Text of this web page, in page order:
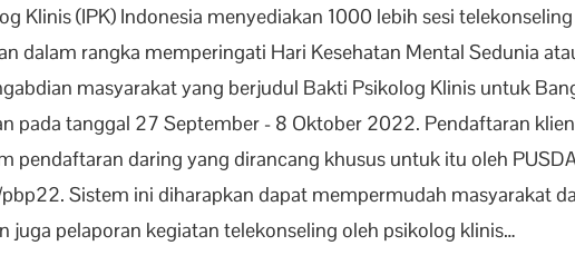
Klinis (IPK) Indonesia menyediakan 1000 lebih sesi
dalam rangka memperingati Hari Kesehatan Mental Sedunia
masyarakat yang berjudul Bakti Psikolog Klinis untuk
pada tanggal 27 September - 8 Oktober 2022. Pendaftaran
pendaftaran daring yang dirancang khusus untuk itu oleh
Sistem ini diharapkan dapat mempermudah masyarakat
juga pelaporan kegiatan telekonseling oleh psikolog klinis…